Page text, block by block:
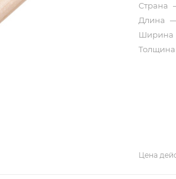
Страна
Длина
Ширина
Толщина
Цена